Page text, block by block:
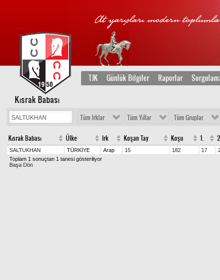
TJK Günlük Bilgiler Raporlar
Kısrak Babası
Tüm Irklar Tüm Yıllar Tüm Gruplar
Kısrak Babası Ülke Irk Koşan Tay Koşu 1.
SALTUKHAN TÜRKİYE Arap 15 182 17
Toplam 1 sonuçtan 1 tanesi gösteriliyor
Başa Dön